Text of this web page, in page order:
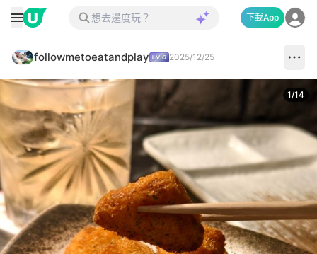
下載App
followmetoeatandplay 2025/12/25
1/14